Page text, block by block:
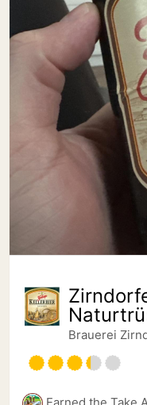
Brauerei